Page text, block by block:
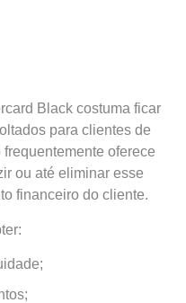
Black costuma ficar
para clientes de
oferece
ou até eliminar esse
financeiro do cliente.